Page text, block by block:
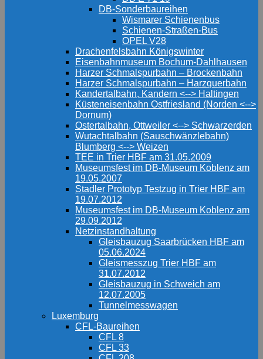
DB-Sonderbaureihen
Wismarer Schienenbus
Schienen-Straßen-Bus
OPEL V28
Drachenfelsbahn Königswinter
Eisenbahnmuseum Bochum-Dahlhausen
Harzer Schmalspurbahn – Brockenbahn
Harzer Schmalspurbahn – Harzquerbahn
Kandertalbahn, Kandern <--> Haltingen
Küsteneisenbahn Ostfriesland (Norden <-->
Dornum)
Ostertalbahn, Ottweiler <--> Schwarzerden
Wutachtalbahn (Sauschwänzlebahn)
Blumberg <--> Weizen
TEE in Trier HBF am 31.05.2009
Museumsfest im DB-Museum Koblenz am
19.05.2007
Stadler Prototyp Testzug in Trier HBF am
19.07.2012
Museumsfest im DB-Museum Koblenz am
29.09.2012
Netzinstandhaltung
Gleisbauzug Saarbrücken HBF am
05.06.2024
Gleismesszug Trier HBF am
31.07.2012
Gleisbauzug in Schweich am
12.07.2005
Tunnelmesswagen
Luxemburg
CFL-Baureihen
CFL 8
CFL 33